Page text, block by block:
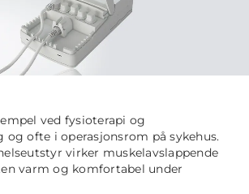
ved fysioterapi og
og ofte i operasjonsrom på sykehus.
virker muskelavslappende
varm og komfortabel under